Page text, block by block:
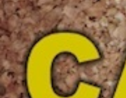
PROJETOS